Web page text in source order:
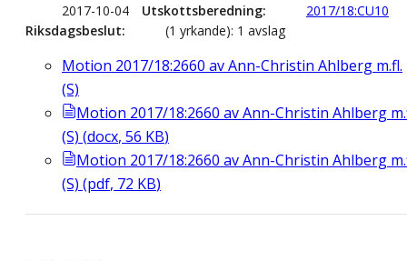
2017-10-04
Utskottsberedning
2017/18:CU10
Riksdagsbeslut
(1 yrkande): 1 avslag
Motion 2017/18:2660 av Ann-Christin Ahlberg m.fl.
(S)
Motion 2017/18:2660 av Ann-Christin Ahlberg
(S) (docx, 56 KB)
Motion 2017/18:2660 av Ann-Christin Ahlberg
(S) (pdf, 72 KB)